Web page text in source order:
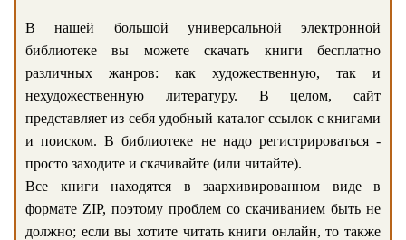
В нашей большой универсальной электронной
библиотеке вы можете скачать книги бесплатно
различных жанров: как художественную, так и
нехудожественную литературу. В целом, сайт
представляет из себя удобный каталог ссылок с книгами
и поиском. В библиотеке не надо регистрироваться -
просто заходите и скачивайте (или читайте).
Все книги находятся в заархивированном виде в
формате ZIP, поэтому проблем со скачиванием быть не
должно; если вы хотите читать книги онлайн, то также